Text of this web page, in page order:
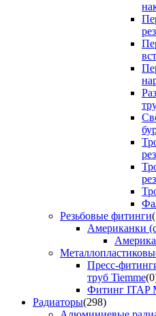
Резьбовые фитинги
Американки
Пресс-
труб Tiemme
Фитинг ITAP
Радиаторы(298)